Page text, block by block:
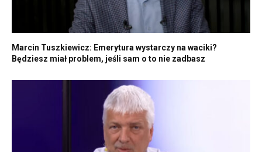
Marcin Tuszkiewicz: Emerytura wystarczy na waciki?
Będziesz miał problem, jeśli sam o to nie zadbasz